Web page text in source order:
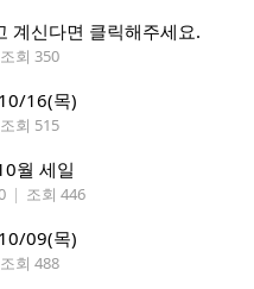
계신다면 클릭해주세요.
조회 350
16(목)
조회 515
월 세일
| 조회 446
09(목)
조회 488